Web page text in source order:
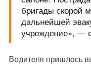
бригады скорой
дальнейшей
учреждение», —
Водителя пришлось